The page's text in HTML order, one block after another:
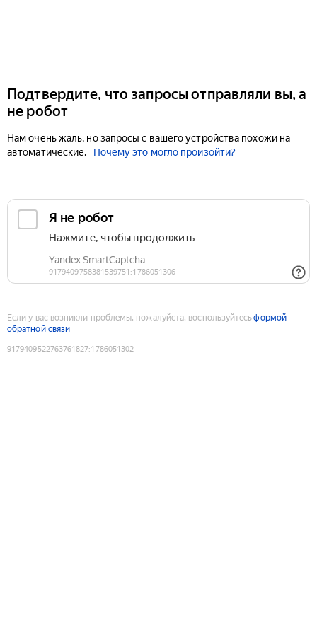
Подтвердите, что запросы отправляли вы, а
не робот
Нам очень жаль, но запросы с вашего устройства похожи на
автоматические.
Почему это могло произойти?
Если у вас возникли проблемы, пожалуйста, воспользуйтесьформой
обратной связи
9179409522763761827:1786051302